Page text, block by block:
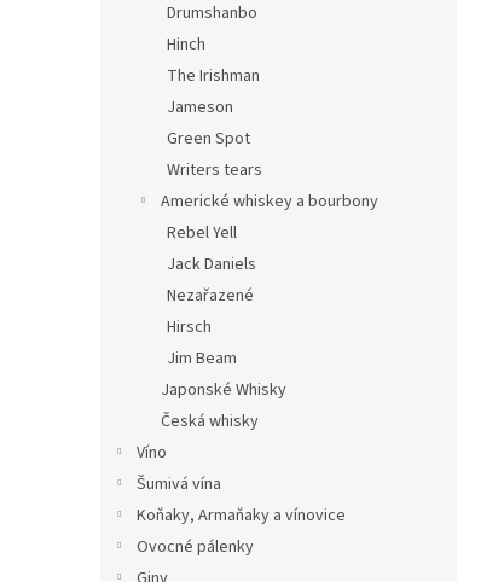
Drumshanbo
Hinch
The Irishman
Jameson
Green Spot
Writers tears
Americké whiskey a bourbony
Rebel Yell
Jack Daniels
Nezařazené
Hirsch
Jim Beam
Japonské Whisky
Česká whisky
Víno
Šumivá vína
Koňaky, Armaňaky a vínovice
Ovocné pálenky